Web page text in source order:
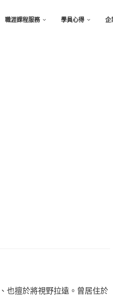
職涯課程服務 學員心得 企
也擅於將視野拉遠。曾居住於